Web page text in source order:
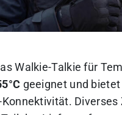
Walkie-Talkie für
geeignet und
Konnektivität. Diverses